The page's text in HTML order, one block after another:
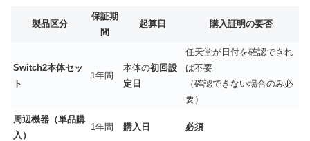
製品区分
保証期
間
起算日 購入証明の要否
Switch2本体セッ
ト
1年間
本体の初回設
定日
任天堂が日付を確認できれ
ば不要
（確認できない場合のみ必
要）
周辺機器（単品購
入）
1年間 購入日 必須